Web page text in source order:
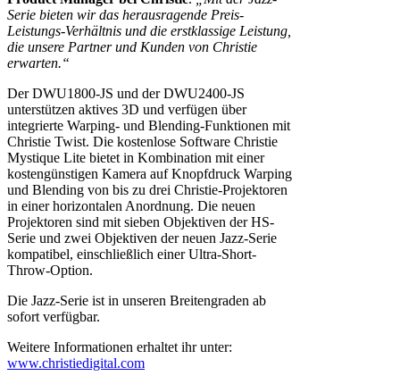
Serie bieten wir das herausragende Preis-
Leistungs-Verhältnis und die erstklassige Leistung,
die unsere Partner und Kunden von Christie
erwarten.“
Der DWU1800-JS und der DWU2400-JS
unterstützen aktives 3D und verfügen über
integrierte Warping- und Blending-Funktionen mit
Christie Twist. Die kostenlose Software Christie
Mystique Lite bietet in Kombination mit einer
kostengünstigen Kamera auf Knopfdruck Warping
und Blending von bis zu drei Christie-Projektoren
in einer horizontalen Anordnung. Die neuen
Projektoren sind mit sieben Objektiven der HS-
Serie und zwei Objektiven der neuen Jazz-Serie
kompatibel, einschließlich einer Ultra-Short-
Throw-Option.
Die Jazz-Serie ist in unseren Breitengraden ab
sofort verfügbar.
Weitere Informationen erhaltet ihr unter:
www.christiedigital.com